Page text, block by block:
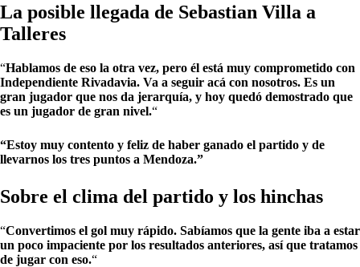
La posible llegada de Sebastian Villa a
Talleres
“Hablamos de eso la otra vez, pero él está muy comprometido con
Independiente Rivadavia. Va a seguir acá con nosotros. Es un
gran jugador que nos da jerarquía, y hoy quedó demostrado que
es un jugador de gran nivel.“
“Estoy muy contento y feliz de haber ganado el partido y de
llevarnos los tres puntos a Mendoza.”
Sobre el clima del partido y los hinchas
“Convertimos el gol muy rápido. Sabíamos que la gente iba a estar
un poco impaciente por los resultados anteriores, así que tratamos
de jugar con eso.“